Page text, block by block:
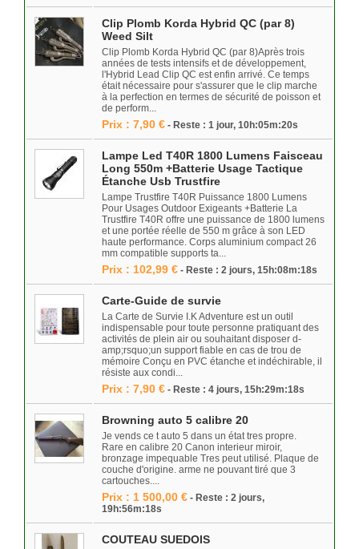
Clip Plomb Korda Hybrid QC (par 8)
Weed Silt
Clip Plomb Korda Hybrid QC (par 8)Après trois
années de tests intensifs et de développement,
l'Hybrid Lead Clip QC est enfin arrivé. Ce temps
était nécessaire pour s'assurer que le clip marche
à la perfection en termes de sécurité de poisson et
de perform...
Prix : 7,90 € - Reste : 1 jour, 10h:05m:20s
Lampe Led T40R 1800 Lumens Faisceau
Long 550m +Batterie Usage Tactique
Étanche Usb Trustfire
Lampe Trustfire T40R Puissance 1800 Lumens
Pour Usages Outdoor Exigeants +Batterie La
Trustfire T40R offre une puissance de 1800 lumens
et une portée réelle de 550 m grâce à son LED
haute performance. Corps aluminium compact 26
mm compatible supports ta...
Prix : 102,99 € - Reste : 2 jours, 15h:08m:18s
Carte-Guide de survie
La Carte de Survie I.K Adventure est un outil
indispensable pour toute personne pratiquant des
activités de plein air ou souhaitant disposer d-
amp;rsquo;un support fiable en cas de trou de
mémoire Conçu en PVC étanche et indéchirable, il
résiste aux condi...
Prix : 7,90 € - Reste : 4 jours, 15h:29m:18s
Browning auto 5 calibre 20
Je vends ce t auto 5 dans un état tres propre.
Rare en calibre 20 Canon interieur miroir,
bronzage impequable Tres peut utilisé. Plaque de
couche d'origine. arme ne pouvant tiré que 3
cartouches....
Prix : 1 500,00 € - Reste : 2 jours,
19h:56m:18s
COUTEAU SUEDOIS